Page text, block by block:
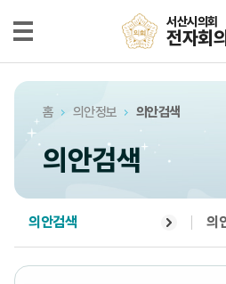
서산시의회
전자회의록
최근회의록
단순검색
상세검색
부록검색
서산시의회
전자회
홈 의안정보 의안검색
의안검색
의안검색 의